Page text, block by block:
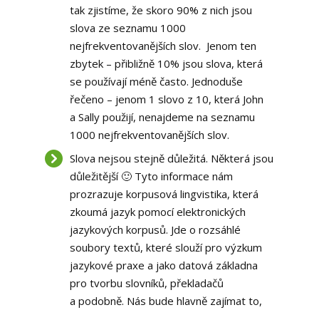
tak zjistíme, že skoro 90% z nich jsou
slova ze seznamu 1000
nejfrekventovanějších slov. Jenom ten
zbytek – přibližně 10% jsou slova, která
se používají méně často. Jednoduše
řečeno – jenom 1 slovo z 10, která John
a Sally použijí, nenajdeme na seznamu
1000 nejfrekventovanějších slov.
Slova nejsou stejně důležitá. Některá jsou
důležitější 🙂 Tyto informace nám
prozrazuje korpusová lingvistika, která
zkoumá jazyk pomocí elektronických
jazykových korpusů. Jde o rozsáhlé
soubory textů, které slouží pro výzkum
jazykové praxe a jako datová základna
pro tvorbu slovníků, překladačů
a podobně. Nás bude hlavně zajímat to,